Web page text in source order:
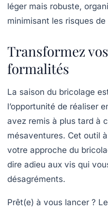
léger mais robuste,
minimisant les risques
Transformez
formalités
La saison du bricolage
l’opportunité de réaliser
avez remis à plus tard à
mésaventures. Cet outil
votre approche du
dire adieu aux vis qui
désagréments.
Prêt(e) à vous lancer ?